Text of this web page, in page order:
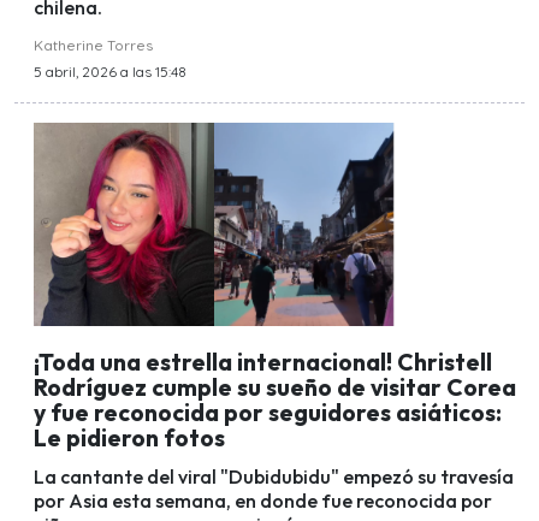
chilena.
Katherine Torres
5 abril, 2026 a las 15:48
¡Toda una estrella internacional! Christell
Rodríguez cumple su sueño de visitar Corea
y fue reconocida por seguidores asiáticos:
Le pidieron fotos
La cantante del viral "Dubidubidu" empezó su travesía
por Asia esta semana, en donde fue reconocida por